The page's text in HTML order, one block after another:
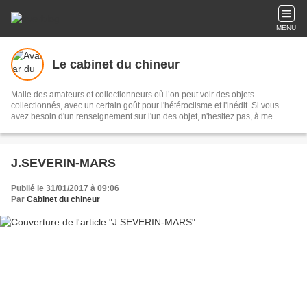
MENU
Le cabinet du chineur
Malle des amateurs et collectionneurs où l’on peut voir des objets
collectionnés, avec un certain goût pour l'hétéroclisme et l'inédit. Si vous
avez besoin d'un renseignement sur l'un des objet, n'hesitez pas, à me
J.SEVERIN-MARS
Publié le 31/01/2017 à 09:06
Par Cabinet du chineur